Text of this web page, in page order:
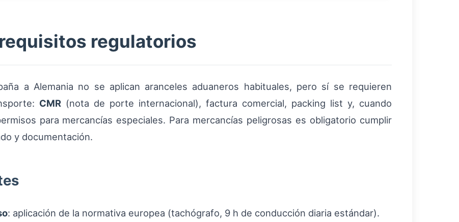
regulatorios
a Alemania no se aplican aranceles aduaneros habituales, pero sí se requieren
CMR (nota de porte internacional), factura comercial, packing list y, cuando
para mercancías especiales. Para mercancías peligrosas es obligatorio cumplir
y documentación.
: aplicación de la normativa europea (tachógrafo, 9 h de conducción diaria estándar).